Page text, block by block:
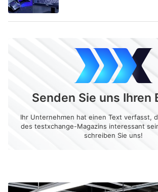
Senden Sie uns Ihren
Ihr Unternehmen hat einen Text verfasst,
des testxchange-Magazins interessant
schreiben Sie uns!